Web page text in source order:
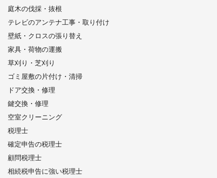
庭木の伐採・抜根
テレビのアンテナ工事・取り付け
壁紙・クロスの張り替え
家具・荷物の運搬
草刈り・芝刈り
ゴミ屋敷の片付け・清掃
ドア交換・修理
鍵交換・修理
空室クリーニング
税理士
確定申告の税理士
顧問税理士
相続税申告に強い税理士